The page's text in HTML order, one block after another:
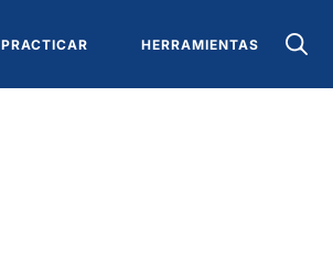
PRACTICAR HERRAMIENTAS